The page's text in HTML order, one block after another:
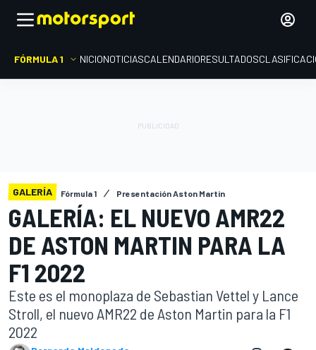
FÓRMULA 1 INICIONOTICIASCALENDARIORESULTADOS
GALERÍA Fórmula 1 Presentación Aston Martin
GALERÍA: EL NUEVO AMR22
DE ASTON MARTIN PARA LA
F1 2022
Este es el monoplaza de Sebastian Vettel y Lance
Stroll, el nuevo AMR22 de Aston Martin para la F1
2022